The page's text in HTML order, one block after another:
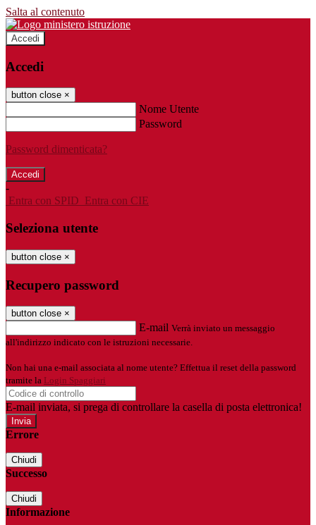
Salta al contenuto
Accedi
Accedi
button close ×
Nome Utente
Password
Password dimenticata?
-
Entra con SPID Entra con CIE
Seleziona utente
button close ×
Recupero password
button close ×
E-mail Verrà inviato un messaggio
all'indirizzo indicato con le istruzioni necessarie.
Non hai una e-mail associata al nome utente? Effettua il reset della password
tramite la Login Spaggiari
E-mail inviata, si prega di controllare la casella di posta elettronica!
Errore
Chiudi
Successo
Chiudi
Informazione